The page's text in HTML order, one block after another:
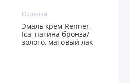
Отделка
Эмаль крем Renner,
Ica, патина бронза/
золото, матовый лак